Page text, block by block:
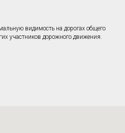
видимость на дорогах общего
участников дорожного движения.